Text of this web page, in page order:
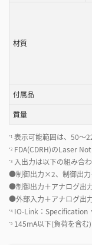
材質
付属品
質量
*1 表示可能範囲は、50～
*2 FDA(CDRH)のLaser
*3 入出力は以下の組み合
●制御出力×2、制御出力
●制御出力＋アナログ出
●外部入力＋アナログ出
*4 IO-Link：Specification
*5 145mA以下(負荷を含む)